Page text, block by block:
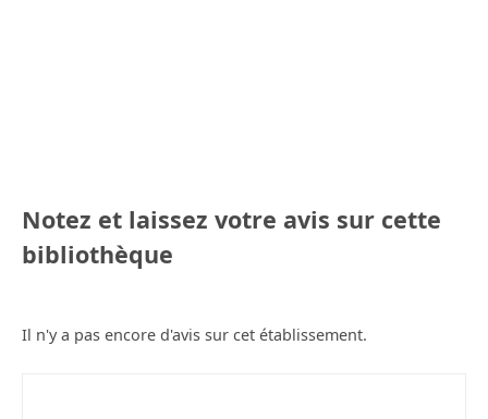
Notez et laissez votre avis sur cette
bibliothèque
Il n'y a pas encore d'avis sur cet établissement.